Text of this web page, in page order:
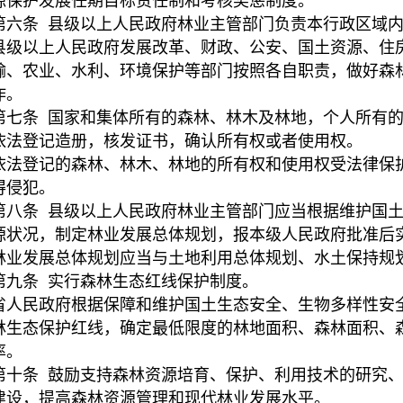
六条 县级以上人民政府林业主管部门负责本行政区域
级以上人民政府发展改革、财政、公安、国土资源、住
、农业、水利、环境保护等部门按照各自职责，做好森
七条 国家和集体所有的森林、林木及林地，个人所有
法登记造册，核发证书，确认所有权或者使用权。
法登记的森林、林木、林地的所有权和使用权受法律保
侵犯。
八条 县级以上人民政府林业主管部门应当根据维护国
状况，制定林业发展总体规划，报本级人民政府批准后
业发展总体规划应当与土地利用总体规划、水土保持规
九条 实行森林生态红线保护制度。
人民政府根据保障和维护国土生态安全、生物多样性安
生态保护红线，确定最低限度的林地面积、森林面积、
十条 鼓励支持森林资源培育、保护、利用技术的研究
设，提高森林资源管理和现代林业发展水平。